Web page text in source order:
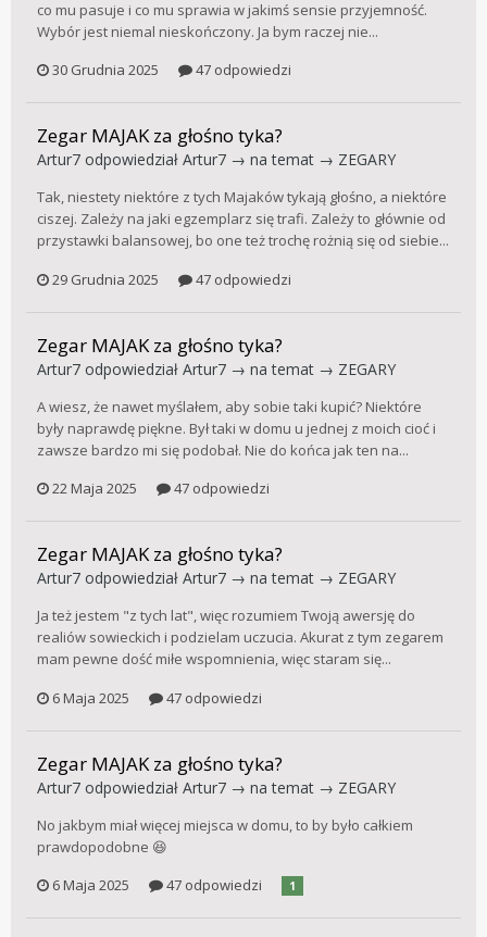
co mu pasuje i co mu sprawia w jakimś sensie przyjemność.
Wybór jest niemal nieskończony. Ja bym raczej nie...
30 Grudnia 2025
47 odpowiedzi
Zegar MAJAK za głośno tyka?
Artur7 odpowiedział Artur7 → na temat → ZEGARY
Tak, niestety niektóre z tych Majaków tykają głośno, a niektóre
ciszej. Zależy na jaki egzemplarz się trafi. Zależy to głównie od
przystawki balansowej, bo one też trochę rożnią się od siebie...
29 Grudnia 2025
47 odpowiedzi
Zegar MAJAK za głośno tyka?
Artur7 odpowiedział Artur7 → na temat → ZEGARY
A wiesz, że nawet myślałem, aby sobie taki kupić? Niektóre
były naprawdę piękne. Był taki w domu u jednej z moich cioć i
zawsze bardzo mi się podobał. Nie do końca jak ten na...
22 Maja 2025
47 odpowiedzi
Zegar MAJAK za głośno tyka?
Artur7 odpowiedział Artur7 → na temat → ZEGARY
Ja też jestem "z tych lat", więc rozumiem Twoją awersję do
realiów sowieckich i podzielam uczucia. Akurat z tym zegarem
mam pewne dość miłe wspomnienia, więc staram się...
6 Maja 2025
47 odpowiedzi
Zegar MAJAK za głośno tyka?
Artur7 odpowiedział Artur7 → na temat → ZEGARY
No jakbym miał więcej miejsca w domu, to by było całkiem
prawdopodobne 😆
6 Maja 2025
47 odpowiedzi 1